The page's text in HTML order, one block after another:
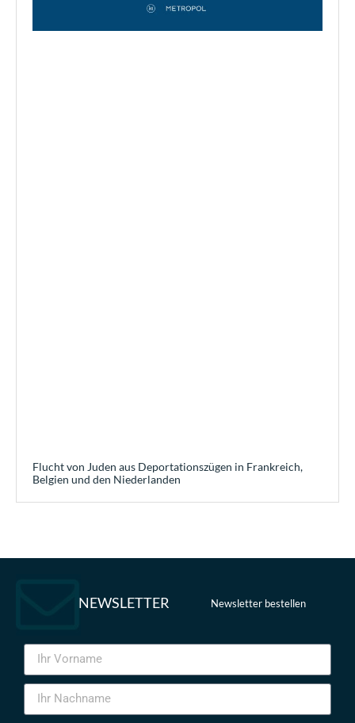
Flucht von Juden aus Deportationszügen in Frankreich,
Belgien und den Niederlanden
NEWSLETTER Newsletter bestellen